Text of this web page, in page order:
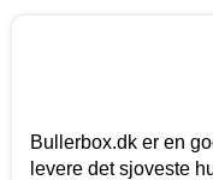
Bullerbox.dk er en
levere det sjoveste